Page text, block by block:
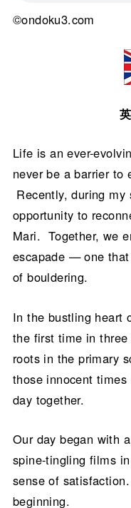
©ondoku3.com
Life is an ever-
never be a barrier to
Recently, during
opportunity to
Mari. Together, we
escapade — one
of bouldering.
In the bustling heart
the first time in
roots in the primary
those innocent
day together.
Our day began with
spine-tingling films
sense of
beginning.